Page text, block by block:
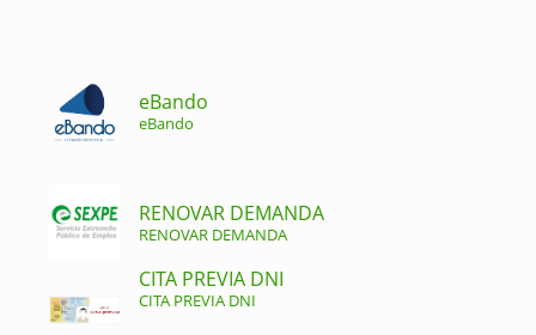
eBando
eBando
RENOVAR DEMANDA
RENOVAR DEMANDA
CITA PREVIA DNI
CITA PREVIA DNI